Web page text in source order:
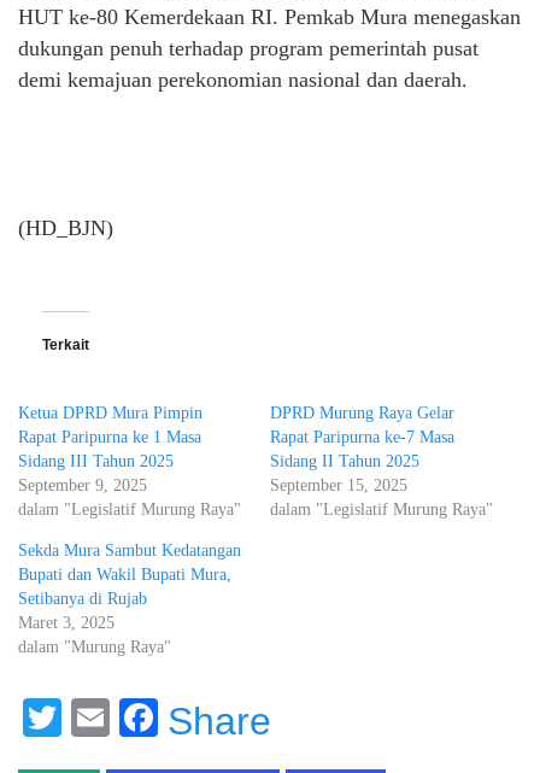
HUT ke-80 Kemerdekaan RI. Pemkab Mura menegaskan
dukungan penuh terhadap program pemerintah pusat
demi kemajuan perekonomian nasional dan daerah.
(HD_BJN)
Terkait
Ketua DPRD Mura Pimpin
Rapat Paripurna ke 1 Masa
Sidang III Tahun 2025
September 9, 2025
dalam "Legislatif Murung Raya"
DPRD Murung Raya Gelar
Rapat Paripurna ke-7 Masa
Sidang II Tahun 2025
September 15, 2025
dalam "Legislatif Murung Raya"
Sekda Mura Sambut Kedatangan
Bupati dan Wakil Bupati Mura,
Setibanya di Rujab
Maret 3, 2025
dalam "Murung Raya"
Twitter
EmailFacebook
Share